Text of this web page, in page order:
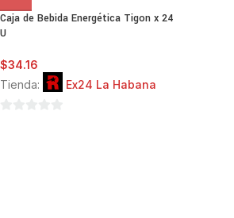
Caja de Bebida Energética Tigon x 24
U
$34.16
Tienda:
Ex24 La Habana